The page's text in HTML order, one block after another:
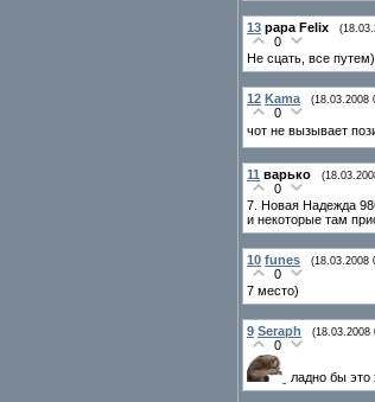
13 papa Felix
0
Не сцать, все путем)
12 Kama (18.03.2008
0
чот не вызывает
11 варько
0
7. Новая Надежда
и некоторые там
10 funes (18.03.2008
0
7 место)
9 Seraph (18.03.2008
0
ладно бы это